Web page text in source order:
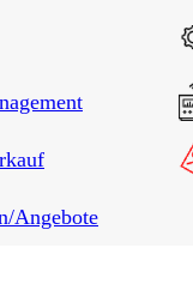
Angebote